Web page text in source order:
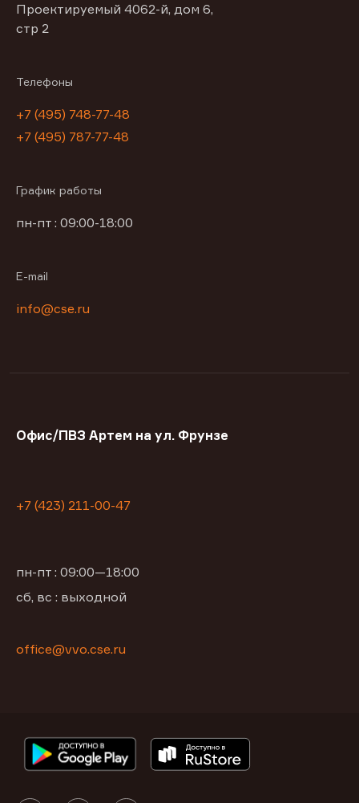
Проектируемый 4062-й, дом 6,
стр 2
Телефоны
+7 (495) 748-77-48
+7 (495) 787-77-48
График работы
пн-пт : 09:00-18:00
E-mail
info@cse.ru
Офис/ПВЗ Артем на ул. Фрунзе
+7 (423) 211-00-47
пн-пт : 09:00—18:00
сб, вс : выходной
office@vvo.cse.ru